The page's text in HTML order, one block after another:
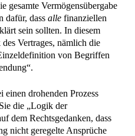
gesamte Vermögensübergabe
dafür, dass alle finanziellen
sein sollten. In diesem
Vertrages, nämlich die
von Begriffen
einen drohenden Prozess
die „Logik der
dem Rechtsgedanken, dass
nicht geregelte Ansprüche